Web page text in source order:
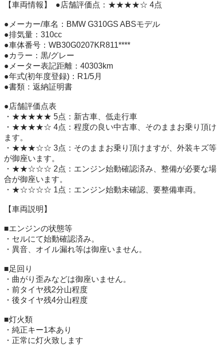
【車両情報】  ●店舗評価点：★★★★☆ 4点
●メーカー/車名：BMW G310GS ABSモデル
●排気量：310cc
●車体番号：WB30G0207KR811****
●カラー：黒/グレー
●メーター表記距離：40303km
●年式(初年度登録)：R1/5月
●書類：返納証明書
●店舗評価点表
・★★★★★ 5点：新古車、低走行車
・★★★★☆ 4点：程度の良い中古車、そのままお乗り頂け
ます。
・★★★☆☆ 3点：そのままお乗り頂けますが、外装キズ等
が御座います。
・★★☆☆☆ 2点：エンジン始動確認済み、整備が必要な場
合が御座います。
・★☆☆☆☆ 1点：エンジン始動未確認、要整備車両。
【車両説明】
■エンジンの状態等
・セルにて始動確認済み。
・異音、オイル漏れ等は御座いません。
■足回り
・曲がり歪みなどは御座いません。
・前タイヤ残2分山程度
・後タイヤ残4分山程度
■灯火類
・純正キー1本あり
・正常に灯火致します